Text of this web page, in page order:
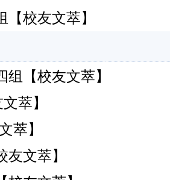
校友文萃】
【校友文萃】
萃】
萃】
文萃】